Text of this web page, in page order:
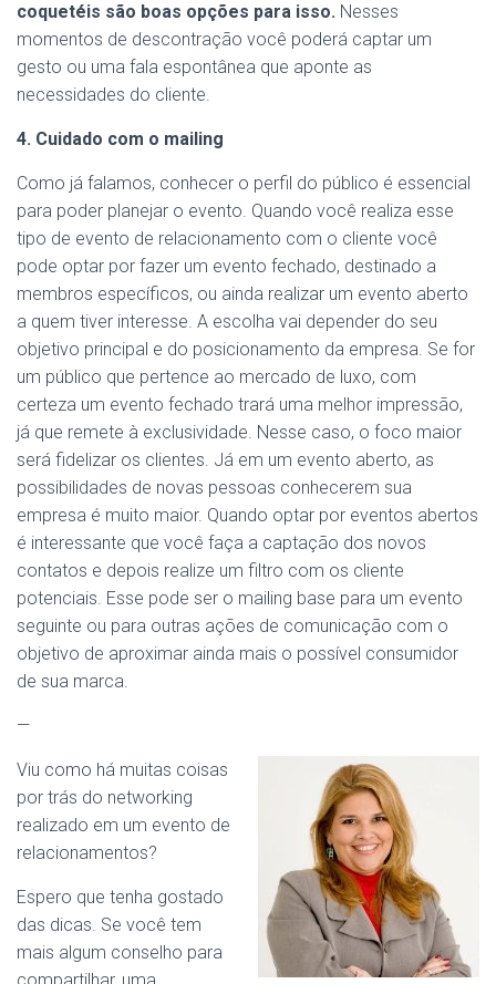
coquetéis são boas opções para isso. Nesses
momentos de descontração você poderá captar um
gesto ou uma fala espontânea que aponte as
necessidades do cliente.
4. Cuidado com o mailing
Como já falamos, conhecer o perfil do público é essencial
para poder planejar o evento. Quando você realiza esse
tipo de evento de relacionamento com o cliente você
pode optar por fazer um evento fechado, destinado a
membros específicos, ou ainda realizar um evento aberto
a quem tiver interesse. A escolha vai depender do seu
objetivo principal e do posicionamento da empresa. Se for
um público que pertence ao mercado de luxo, com
certeza um evento fechado trará uma melhor impressão,
já que remete à exclusividade. Nesse caso, o foco maior
será fidelizar os clientes. Já em um evento aberto, as
possibilidades de novas pessoas conhecerem sua
empresa é muito maior. Quando optar por eventos abertos
é interessante que você faça a captação dos novos
contatos e depois realize um filtro com os cliente
potenciais. Esse pode ser o mailing base para um evento
seguinte ou para outras ações de comunicação com o
objetivo de aproximar ainda mais o possível consumidor
de sua marca.
—
Viu como há muitas coisas
por trás do networking
realizado em um evento de
relacionamentos?
Espero que tenha gostado
das dicas. Se você tem
mais algum conselho para